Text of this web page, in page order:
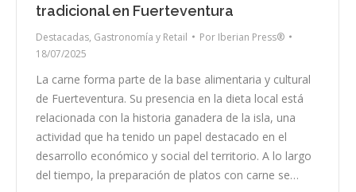
tradicional en Fuerteventura
Destacadas, Gastronomía y Retail Por Iberian Press®
18/07/2025
La carne forma parte de la base alimentaria y cultural
de Fuerteventura. Su presencia en la dieta local está
relacionada con la historia ganadera de la isla, una
actividad que ha tenido un papel destacado en el
desarrollo económico y social del territorio. A lo largo
del tiempo, la preparación de platos con carne se…